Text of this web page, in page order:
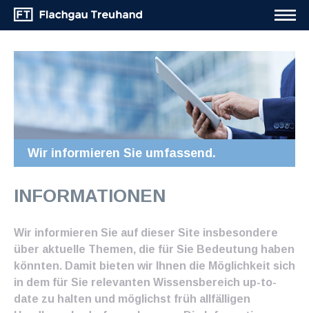
Wir informieren Sie umfassend.
INFORMATIONEN
Wir informieren Sie auf dieser Site insbesondere
über aktuelle Themen, die für Sie Bedeutung haben
könnten. Damit bieten wir Ihnen die Möglichkeit sich
in dem für Sie relevanten Wissensbereich up-to-
date zu halten und möglichst früh allfälligen